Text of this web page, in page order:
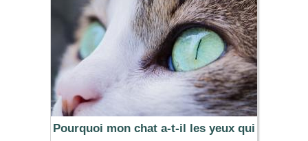
Pourquoi mon chat a-t-il les yeux qui